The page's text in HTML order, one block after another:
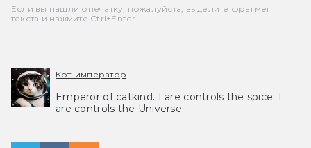
Если вы нашли опечатку, пожалуйста, выделите фрагмент
текста и нажмите Ctrl+Enter.
Кот-император
Emperor of catkind. I are controls the spice, I
are controls the Universe.